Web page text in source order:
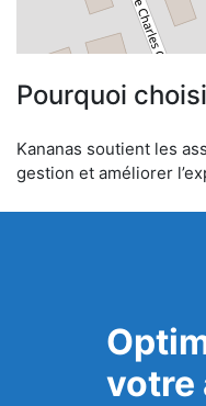
Pourquoi
Kananas soutient les
gestion et améliorer
votre